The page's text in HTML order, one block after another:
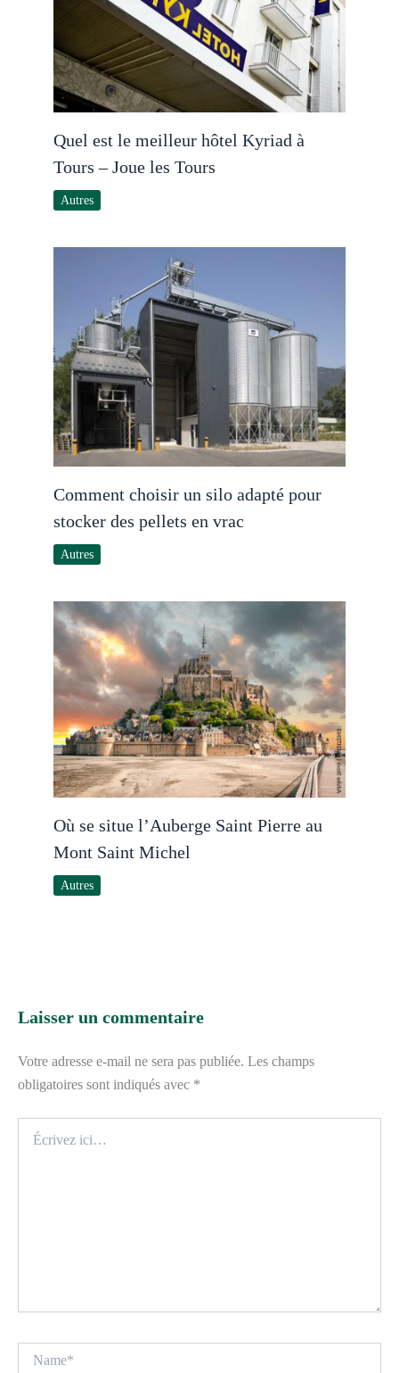
Quel est le meilleur hôtel Kyriad à
Tours – Joue les Tours
Autres
Comment choisir un silo adapté pour
stocker des pellets en vrac
Autres
Où se situe l’Auberge Saint Pierre au
Mont Saint Michel
Autres
Laisser un commentaire
Votre adresse e-mail ne sera pas publiée. Les champs
obligatoires sont indiqués avec *
ici…